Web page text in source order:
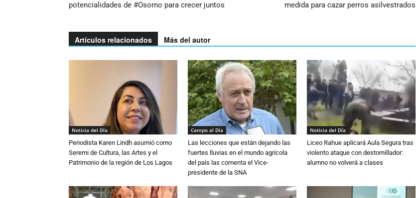
potencialidades de #Osorno para crecer juntos
medida para cazar perros asilvestrados
Artículos relacionados Más del autor
Noticia del Día
Periodista Karen Lindh asumió como
Seremi de Cultura, las Artes y el
Patrimonio de la región de Los Lagos
Campo al Día
Las lecciones que están dejando las
fuertes lluvias en el mundo agrícola
del país las comenta el Vice-
presidente de la SNA
Noticia del Día
Liceo Rahue aplicará Aula Segura tras
violento ataque con destornillador:
alumno no volverá a clases